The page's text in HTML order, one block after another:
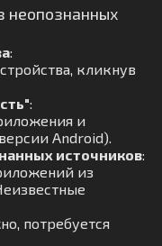
неопознанных
:
кликнув
:
и
Android).
источников:
из
потребуется